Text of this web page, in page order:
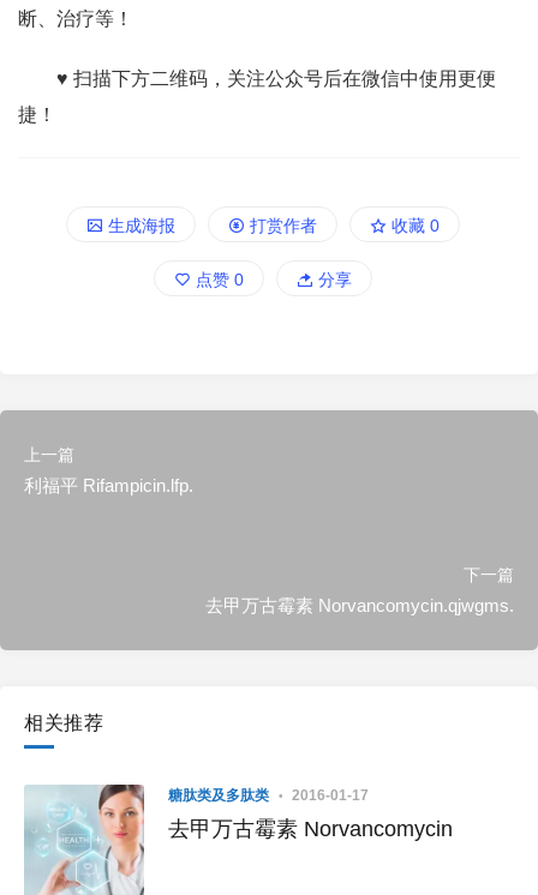
断、治疗等！
♥ 扫描下方二维码，关注公众号后在微信中使用更便
捷！
生成海报 打赏作者 收藏 0
点赞 0 分享
上一篇
利福平 Rifampicin.lfp.
下一篇
去甲万古霉素 Norvancomycin.qjwgms.
相关推荐
糖肽类及多肽类 2016-01-17
去甲万古霉素 Norvancomycin